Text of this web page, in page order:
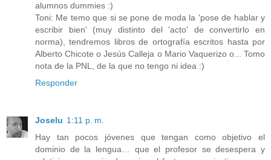
alumnos dummies :)
Toni: Me temo que si se pone de moda la 'pose de hablar y
escribir bien' (muy distinto del 'acto' de convertirlo en
norma), tendremos libros de ortografía escritos hasta por
Alberto Chicote o Jesús Calleja o Mario Vaquerizo o... Tomo
nota de la PNL, de la que no tengo ni idea :)
Responder
Joselu 1:11 p. m.
Hay tan pocos jóvenes que tengan como objetivo el
dominio de la lengua… que el profesor se desespera y